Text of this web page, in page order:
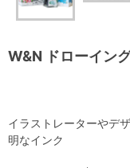
W&N ドローイン
イラストレーターやデ
明なインク